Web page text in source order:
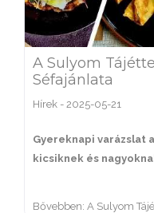
A Sulyom
Séfajánlata
Hírek - 2025-05-21
Gyereknapi varázslat
kicsiknek és
Bővebben: A Sulyom